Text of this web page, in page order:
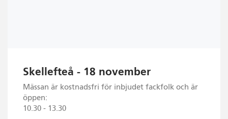
Skellefteå - 18 november
Mässan är kostnadsfri för inbjudet fackfolk och är
öppen:
10.30 - 13.30